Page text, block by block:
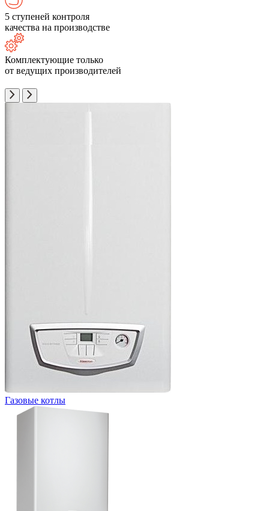
5 ступеней контроля
качества на производстве
Комплектующие только
от ведущих производителей
Газовые котлы